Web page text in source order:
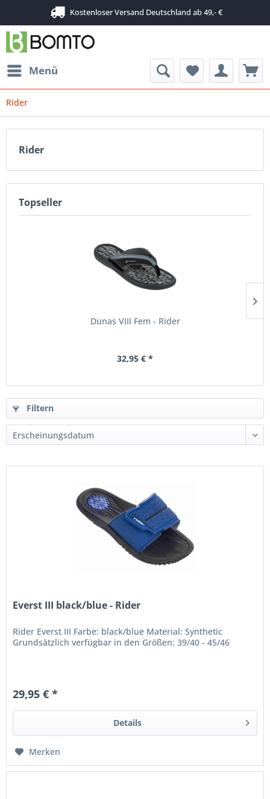
Kostenloser Versand Deutschland ab 49,- €
Menü
Rider
Rider
Topseller
Dunas VIII Fem - Rider
32,95 € *
Filtern
Everst III black/blue - Rider
Rider Everst III Farbe: black/blue Material: Synthetic
Grundsätzlich verfügbar in den Größen: 39/40 - 45/46
29,95 € *
Details
Merken